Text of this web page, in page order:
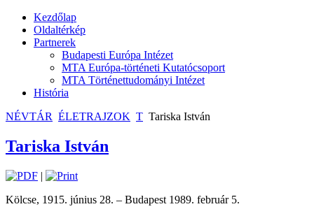
Kezdőlap
Oldaltérkép
Partnerek
Budapesti Európa Intézet
MTA Európa-történeti Kutatócsoport
MTA Történettudományi Intézet
História
NÉVTÁR ÉLETRAJZOK T Tariska István
Tariska István
|
Kölcse, 1915. június 28. – Budapest 1989. február 5.